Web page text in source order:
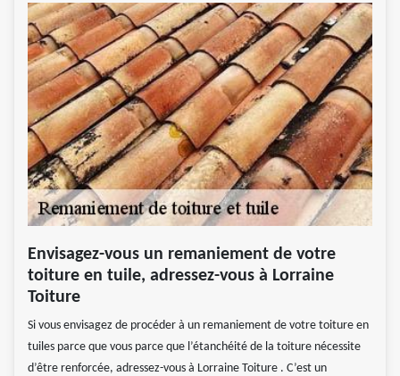
Envisagez-vous un remaniement de votre
toiture en tuile, adressez-vous à Lorraine
Toiture
Si vous envisagez de procéder à un remaniement de votre toiture en
tuiles parce que vous parce que l’étanchéité de la toiture nécessite
d’être renforcée, adressez-vous à Lorraine Toiture . C’est un